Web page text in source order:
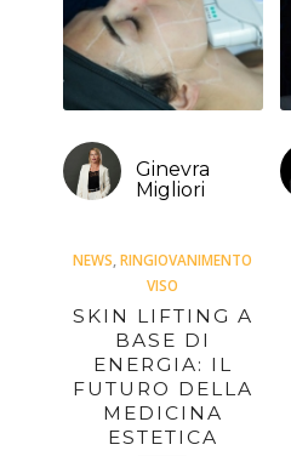
Ginevra
Migliori
NEWS ,RINGIOVANIMENTO
VISO
SKIN LIFTING A
BASE DI
ENERGIA: IL
FUTURO DELLA
MEDICINA
ESTETICA